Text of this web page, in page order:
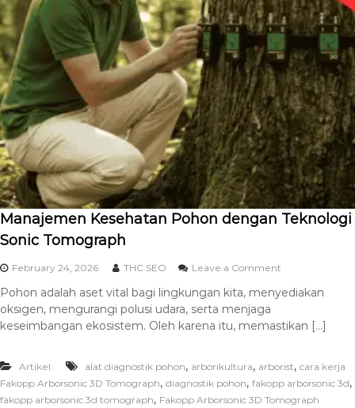
Manajemen Kesehatan Pohon dengan Teknologi
Sonic Tomograph
February 24, 2026 THC SEO Leave a Comment
Pohon adalah aset vital bagi lingkungan kita, menyediakan
oksigen, mengurangi polusi udara, serta menjaga
keseimbangan ekosistem. Oleh karena itu, memastikan […]
Artikel alat diagnostik pohon, arborikultura, arborist, cara kerja
Fakopp Arborsonic 3D Tomograph, diagnostik pohon, fakopp arborsonic 3d,
fakopp arborsonic 3d tomograph, Fakopp Arborsonic 3D Tomograph